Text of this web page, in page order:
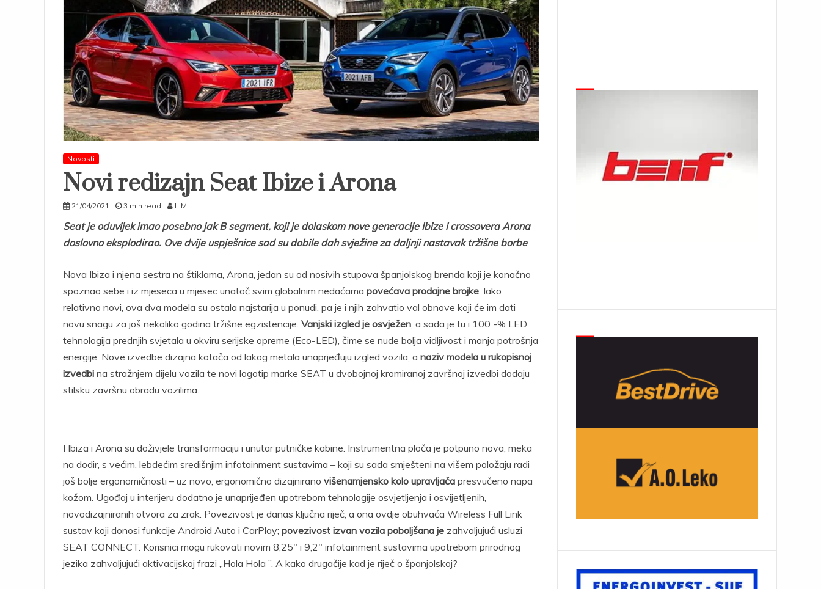
Novosti
Novi redizajn Seat Ibize i Arona
21/04/2021 3 min read L.M.
Seat je oduvijek imao posebno jak B segment, koji je dolaskom nove generacije Ibize i crossovera Arona
doslovno eksplodirao. Ove dvije uspješnice sad su dobile dah svježine za daljnji nastavak tržišne borbe
Nova Ibiza i njena sestra na štiklama, Arona, jedan su od nosivih stupova španjolskog brenda koji je konačno
spoznao sebe i iz mjeseca u mjesec unatoč svim globalnim nedaćama povećava prodajne brojke . Iako
relativno novi, ova dva modela su ostala najstarija u ponudi, pa je i njih zahvatio val obnove koji će im dati
novu snagu za još nekoliko godina tržišne egzistencije. Vanjski izgled je osvježen , a sada je tu i 100 -% LED
tehnologija prednjih svjetala u okviru serijske opreme (Eco-LED), čime se nude bolja vidljivost i manja potrošnja
energije. Nove izvedbe dizajna kotača od lakog metala unaprjeđuju izgled vozila, a naziv modela u rukopisnoj
izvedbi na stražnjem dijelu vozila te novi logotip marke SEAT u dvobojnoj kromiranoj završnoj izvedbi dodaju
stilsku završnu obradu vozilima.
I Ibiza i Arona su doživjele transformaciju i unutar putničke kabine. Instrumentna ploča je potpuno nova, meka
na dodir, s većim, lebdećim središnjim infotainment sustavima – koji su sada smješteni na višem položaju radi
još bolje ergonomičnosti – uz novo, ergonomično dizajnirano višenamjensko kolo upravljača presvučeno napa
kožom. Ugođaj u interijeru dodatno je unaprijeđen upotrebom tehnologije osvjetljenja i osvijetljenih,
novodizajniranih otvora za zrak. Povezivost je danas ključna riječ, a ona ovdje obuhvaća Wireless Full Link
sustav koji donosi funkcije Android Auto i CarPlay; povezivost izvan vozila poboljšana je zahvaljujući usluzi
SEAT CONNECT. Korisnici mogu rukovati novim 8,25″ i 9,2″ infotainment sustavima upotrebom prirodnog
jezika zahvaljujući aktivacijskoj frazi „Hola Hola ”. A kako drugačije kad je riječ o španjolskoj?